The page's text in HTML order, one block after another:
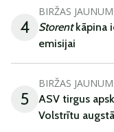
4
BIRŽAS
Storentkāpina
emisijai
5
BIRŽAS
ASV tirgus
Volstrītu